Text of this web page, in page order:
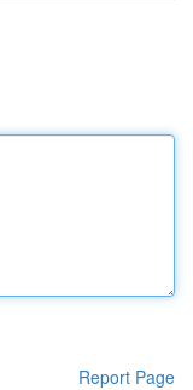
Report Page